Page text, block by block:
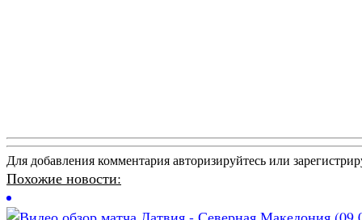
Для добавления комментария авторизируйтесь или
Похожие новости: